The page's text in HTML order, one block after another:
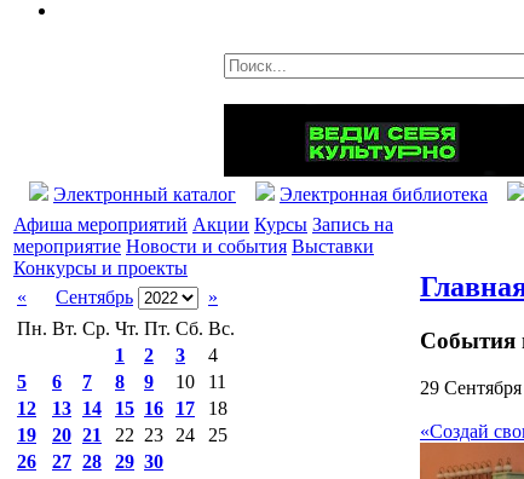
Электронный каталог Электронная библиотека
Афиша мероприятий Акции Курсы Запись на
мероприятие Новости и события Выставки
Конкурсы и проекты
«
Сентябрь
»
Пн. Вт. Ср. Чт. Пт. Сб. Вс.
1
2 3
4
5
6 7 8 9 10
11
12
13 14 15 16 17
18
19
20 21 22 23 24
25
26
27 28 29 30
События
29
«Создай